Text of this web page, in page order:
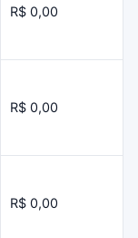
R$ 0,00
R$ 0,00
R$ 0,00